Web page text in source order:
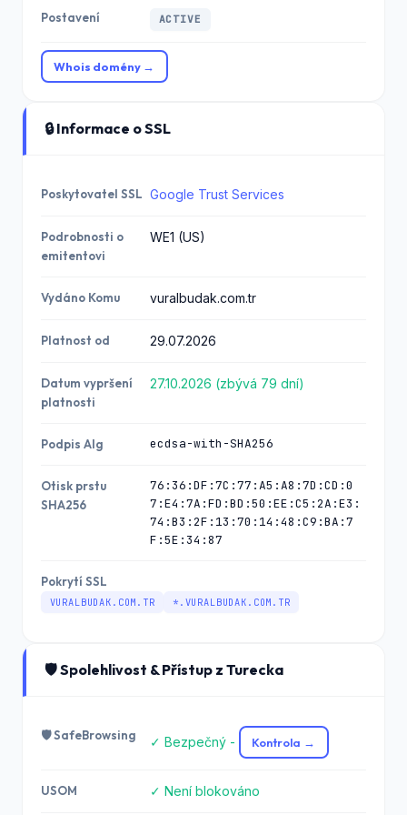
Postavení ACTIVE
Whois domény →
🔒 Informace o SSL
Poskytovatel SSL Google Trust Services
Podrobnosti o
emitentovi
WE1 (US)
Vydáno Komu vuralbudak.com.tr
Platnost od 29.07.2026
Datum vypršení
platnosti
27.10.2026 (zbývá 79 dní)
Podpis Alg ecdsa-with-SHA256
Otisk prstu
SHA256
76:36:DF:7C:77:A5:A8:7D:CD:0
7:E4:7A:FD:BD:50:EE:C5:2A:E3:
74:B3:2F:13:70:14:48:C9:BA:7
F:5E:34:87
Pokrytí SSL
VURALBUDAK.COM.TR *.VURALBUDAK.COM.TR
🛡️ Spolehlivost & Přístup z Turecka
🛡️ SafeBrowsing ✓ Bezpečný - Kontrola →
USOM ✓ Není blokováno